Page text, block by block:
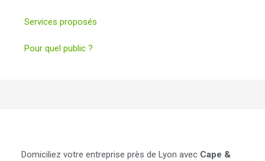
Services proposés
Pour quel public ?
Domiciliez votre entreprise près de Lyon avec Cape &